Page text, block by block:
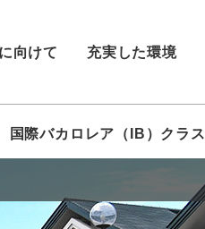
向けて 充実した環境
国際バカロレア（IB）クラス